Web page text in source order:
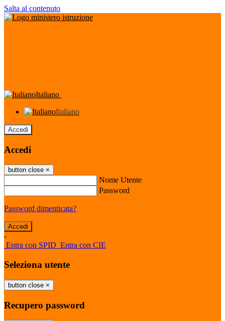
Salta al contenuto
Italiano
Italiano
Accedi
Accedi
button close ×
Nome Utente
Password
Password dimenticata?
-
Entra con SPID Entra con CIE
Seleziona utente
button close ×
Recupero password